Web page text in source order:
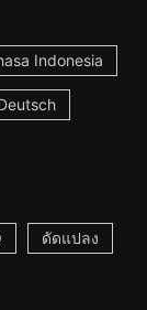
Indonesia
ดัดแปลง